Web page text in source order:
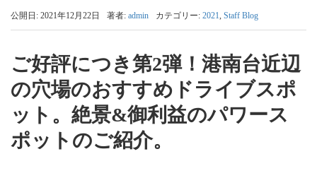
公開日: 2021年12月22日 著者: admin カテゴリー: 2021, Staff Blog
ご好評につき第2弾！港南台近辺
の穴場のおすすめドライブスポ
ット。絶景&御利益のパワース
ポットのご紹介。